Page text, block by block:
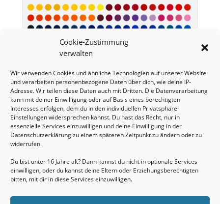
Cookie-Zustimmung
verwalten
Wir verwenden Cookies und ähnliche Technologien auf unserer Website
und verarbeiten personenbezogene Daten über dich, wie deine IP-
Adresse. Wir teilen diese Daten auch mit Dritten. Die Datenverarbeitung
kann mit deiner Einwilligung oder auf Basis eines berechtigten
Interesses erfolgen, dem du in den individuellen Privatsphäre-
Einstellungen widersprechen kannst. Du hast das Recht, nur in
essenzielle Services einzuwilligen und deine Einwilligung in der
Datenschutzerklärung zu einem späteren Zeitpunkt zu ändern oder zu
widerrufen.
Du bist unter 16 Jahre alt? Dann kannst du nicht in optionale Services
einwilligen, oder du kannst deine Eltern oder Erziehungsberechtigten
bitten, mit dir in diese Services einzuwilligen.